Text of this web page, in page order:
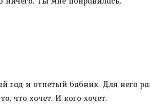
и отпетый бабник. Для него
что хочет. И кого хочет.